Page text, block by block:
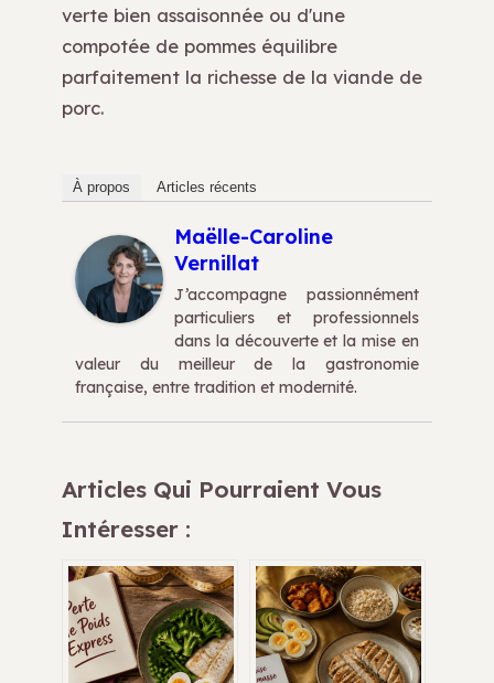
verte bien assaisonnée ou d'une
compotée de pommes équilibre
parfaitement la richesse de la viande de
porc.
À propos Articles récents
Maëlle-Caroline
Vernillat
J’accompagne passionnément
particuliers et professionnels
dans la découverte et la mise en
valeur du meilleur de la gastronomie
française, entre tradition et modernité.
Articles Qui Pourraient Vous
Intéresser :